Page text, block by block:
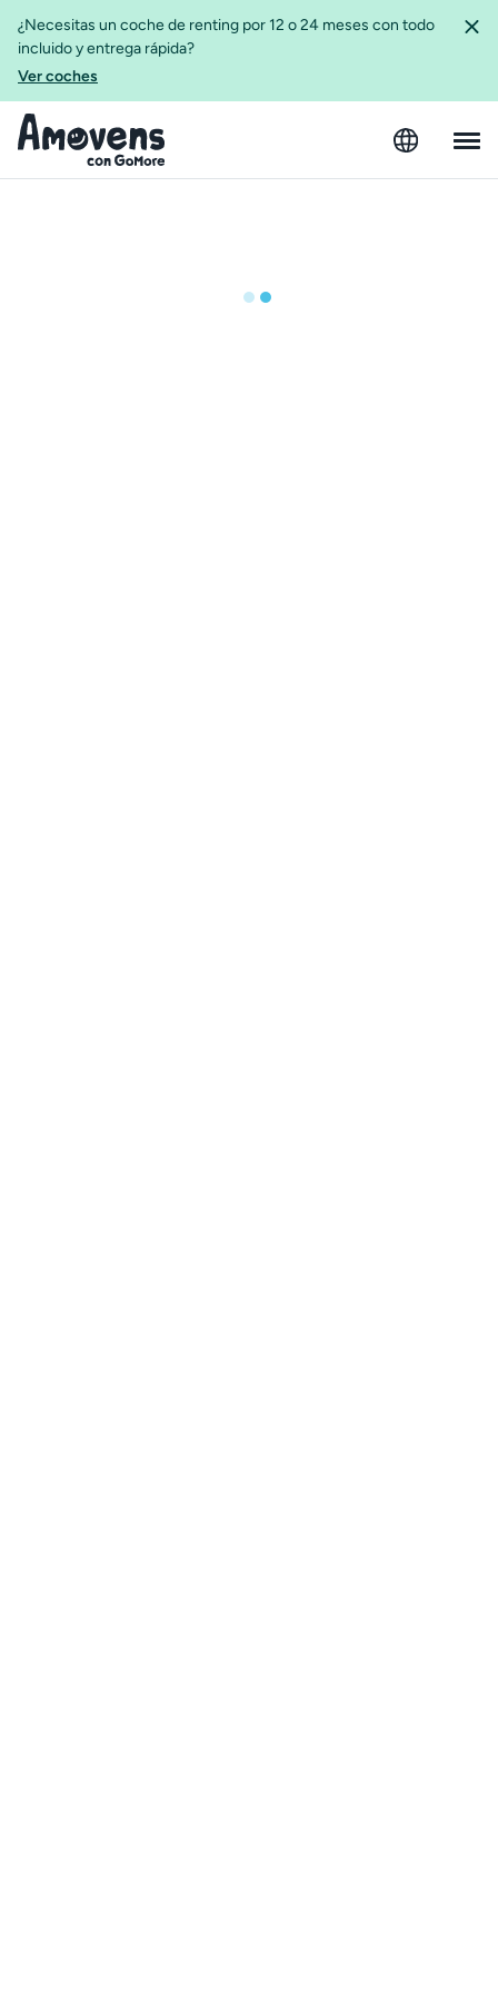
¿Necesitas un coche de renting por 12 o 24 meses con todo
incluido y entrega rápida?
Ver coches